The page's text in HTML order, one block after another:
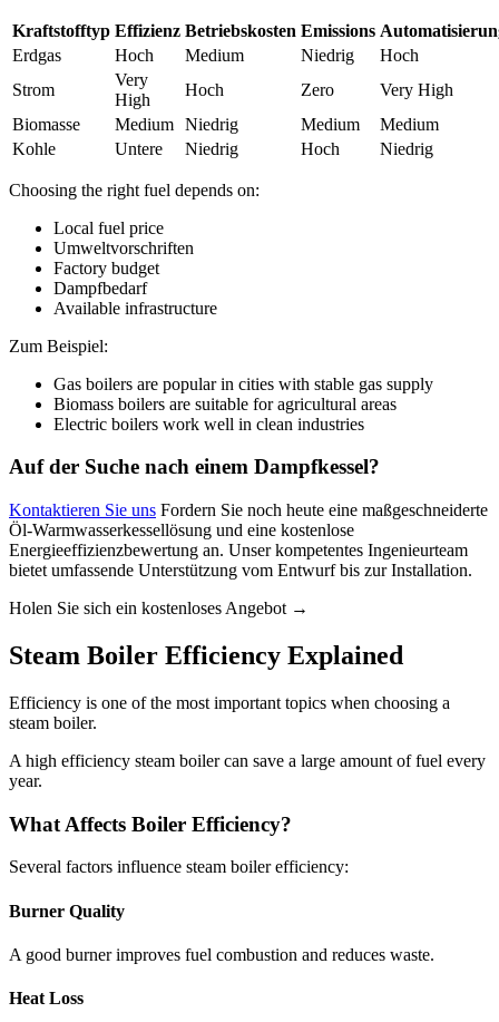
Kraftstofftyp Effizienz Betriebskosten Emissions
Erdgas
Hoch Medium Niedrig
Hoch
Strom
Very
High
Hoch Zero
Very High
Biomasse
Medium Niedrig Medium
Medium
Kohle
Untere Niedrig Hoch Niedrig
Choosing the right fuel depends on:
Local fuel price
Umweltvorschriften
Factory budget
Dampfbedarf
Available infrastructure
Zum Beispiel:
Gas boilers are popular in cities with stable gas supply
Biomass boilers are suitable for agricultural areas
Electric boilers work well in clean industries
Auf der Suche nach einem Dampfkessel?
Kontaktieren Sie uns Fordern Sie noch heute eine maßgeschneiderte
Öl-Warmwasserkessellösung und eine kostenlose
Energieeffizienzbewertung an. Unser kompetentes Ingenieurteam
bietet umfassende Unterstützung vom Entwurf bis zur Installation.
Holen Sie sich ein kostenloses Angebot →
Steam Boiler Efficiency Explained
Efficiency is one of the most important topics when choosing a
steam boiler.
A high efficiency steam boiler can save a large amount of fuel every
year.
What Affects Boiler Efficiency?
Several factors influence steam boiler efficiency:
Burner Quality
A good burner improves fuel combustion and reduces waste.
Heat Loss